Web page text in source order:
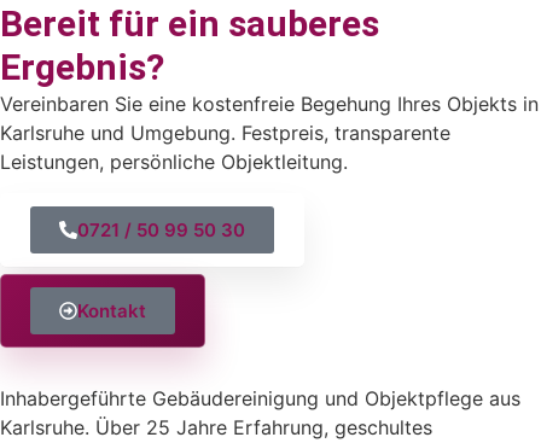
Bereit für ein sauberes
Ergebnis?
Vereinbaren Sie eine kostenfreie Begehung Ihres Objekts in
Karlsruhe und Umgebung. Festpreis, transparente
Leistungen, persönliche Objekt­leitung.
0721 / 50 99 50 30
Kontakt
Inhabergeführte Gebäudereinigung und Objektpflege aus
Karlsruhe. Über 25 Jahre Erfahrung, geschultes